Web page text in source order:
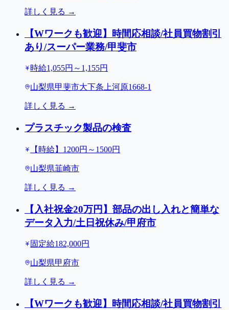
詳しく見る →
【Wワークも歓迎】時間応相談/社員買物割引
あり/スーパー業務/甲斐市
時給1,055円～1,155円
山梨県甲斐市大下条上河原1668-1
詳しく見る →
プラスチック製品の検査
【時給】1200円～1500円
山梨県韮崎市
詳しく見る →
【入社祝金20万円】部品の出し入れと簡単な
データ入力/土日祝休み/甲府市
固定給182,000円
山梨県甲府市
詳しく見る →
【Wワークも歓迎】時間応相談/社員買物割引